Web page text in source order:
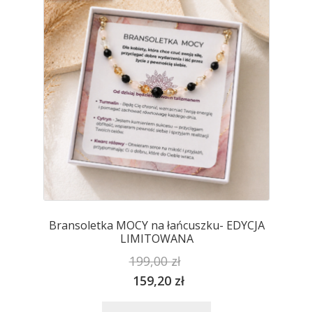
można
wybrać
na
stronie
produktu
Bransoletka MOCY na łańcuszku- EDYCJA
LIMITOWANA
199,00zł
159,20 zł